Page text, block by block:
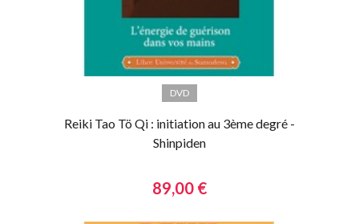
DVD
Reiki Tao Tö Qi : initiation au 3ème degré -
Shinpiden
89,00 €